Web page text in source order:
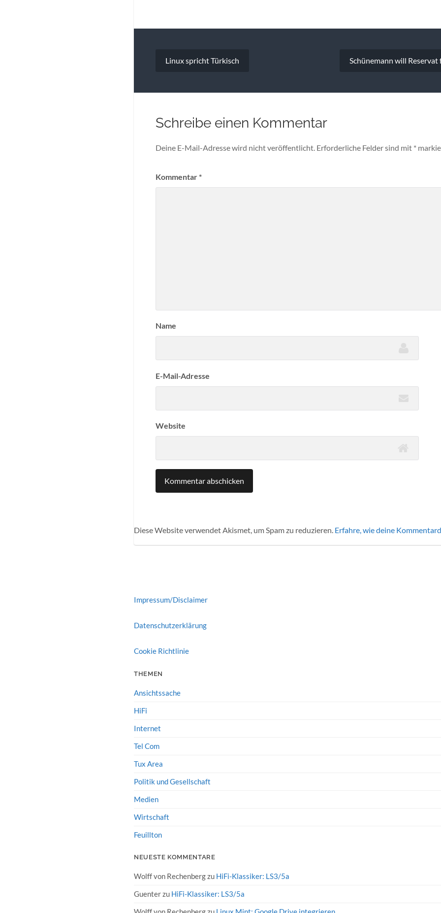
Linux spricht Türkisch Schünemann will
Schreibe einen Kommentar
Deine E-Mail-Adresse wird nicht veröffentlicht. Erforderliche Felder sind mit *
Kommentar*
Name
E-Mail-Adresse
Website
Diese Website verwendet Akismet, um Spam zu reduzieren. Erfahre, wie deine
Impressum/Disclaimer
Datenschutzerklärung
Cookie Richtlinie
THEMEN
Ansichtssache
HiFi
Internet
Tel Com
Tux Area
Politik und Gesellschaft
Medien
Wirtschaft
Feuillton
NEUESTE KOMMENTARE
Wolff von Rechenbergzu HiFi-Klassiker: LS3/5a
Guenterzu HiFi-Klassiker: LS3/5a